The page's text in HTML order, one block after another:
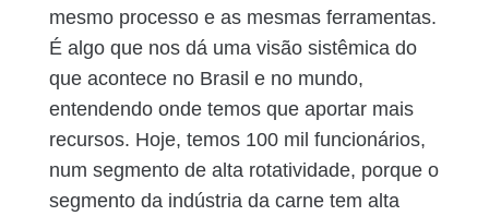
mesmo processo e as mesmas ferramentas.
É algo que nos dá uma visão sistêmica do
que acontece no Brasil e no mundo,
entendendo onde temos que aportar mais
recursos. Hoje, temos 100 mil funcionários,
num segmento de alta rotatividade, porque o
segmento da indústria da carne tem alta